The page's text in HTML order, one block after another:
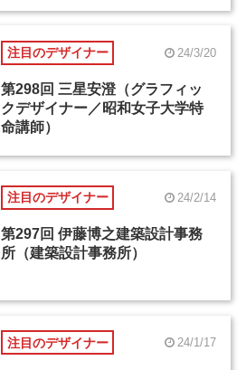
注目のデザイナー 24/3/20
第298回 三星安澄（グラフィッ
クデザイナー／昭和女子大学特
命講師）
注目のデザイナー 24/2/14
第297回 伊藤博之建築設計事務
所（建築設計事務所）
注目のデザイナー 24/1/17